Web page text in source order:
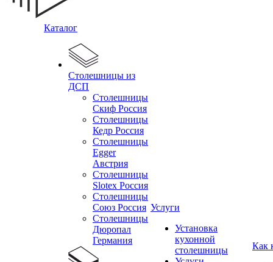
Каталог
Столешницы из
ДСП
Столешницы
Скиф Россия
Столешницы
Кедр Россия
Столешницы
Egger
Австрия
Столешницы
Slotex Россия
Столешницы
Союз Россия
Столешницы
Дюропал
Германия
Услуги
Установка
кухонной
столешницы
Как